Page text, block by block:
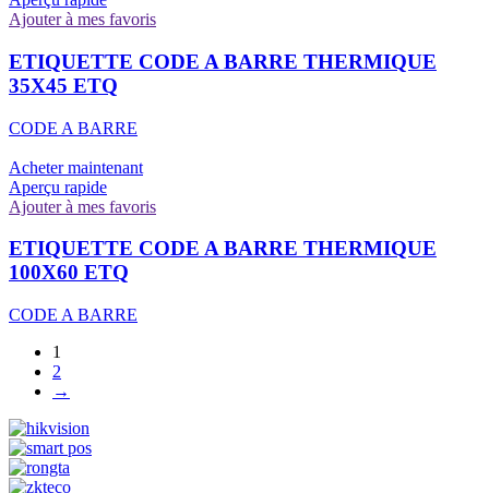
Ajouter à mes favoris
ETIQUETTE CODE A BARRE THERMIQUE
35X45 ETQ
CODE A BARRE
Acheter maintenant
Aperçu rapide
Ajouter à mes favoris
ETIQUETTE CODE A BARRE THERMIQUE
100X60 ETQ
CODE A BARRE
1
2
→